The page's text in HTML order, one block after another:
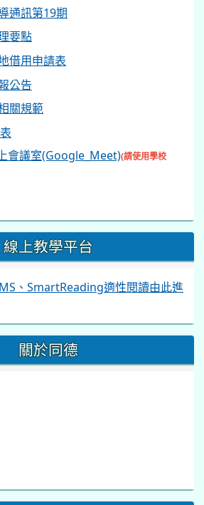
通訊第19期
要點
借用申請表
公告
關規範
會議室(Google_Meet)(請使用學校
線上教學平台
、SmartReading適性閱讀由此進
關於同德